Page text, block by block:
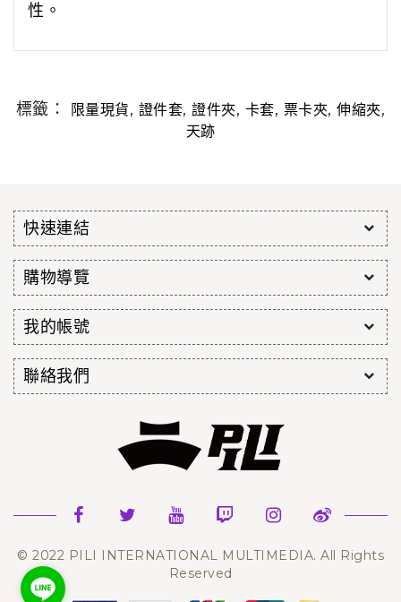
性。
標籤： 限量現貨, 證件套,證件夾, 卡套, 票卡夾,伸縮夾,
天跡
快速連結
購物導覽
我的帳號
聯絡我們
© 2022 PILI INTERNATIONAL MULTIMEDIA. All Rights
Reserved